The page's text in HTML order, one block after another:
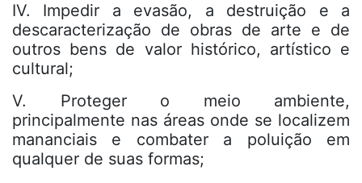
IV. Impedir a evasão, a destruição e a
descaracterização de obras de arte e de
outros bens de valor histórico, artístico e
cultural;
V. Proteger o meio ambiente,
principalmente nas áreas onde se localizem
mananciais e combater a poluição em
qualquer de suas formas;